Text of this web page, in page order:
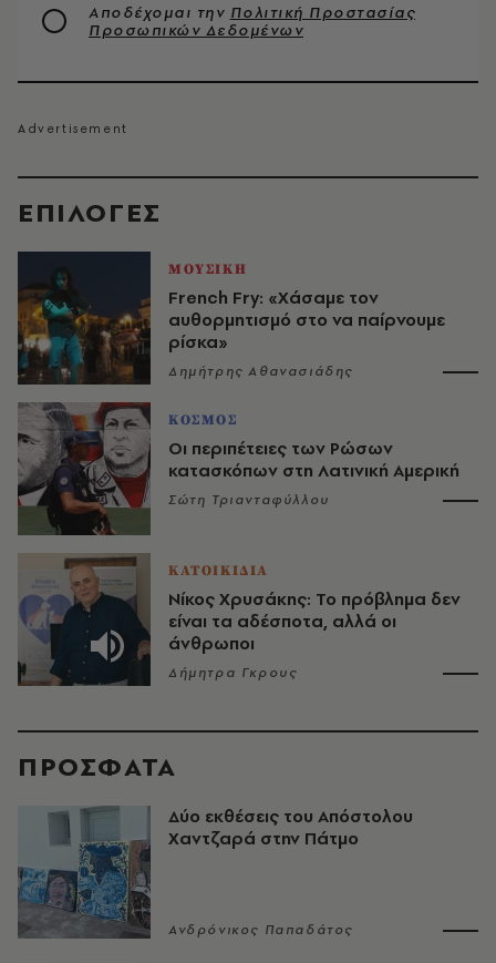
EΠΙΛΟΓΈΣ
ΜΟΥΣΙΚΗ
French Fry: «Χάσαμε τον
αυθορμητισμό στο να παίρνουμε
ρίσκα»
Δημήτρης Αθανασιάδης
ΚΟΣΜΟΣ
Οι περιπέτειες των Ρώσων
κατασκόπων στη Λατινική Αμερική
Σώτη Τριανταφύλλου
ΚΑΤΟΙΚΙΔΙΑ
Νίκος Χρυσάκης: Το πρόβλημα δεν
είναι τα αδέσποτα, αλλά οι
άνθρωποι
Δήμητρα Γκρους
Αποδέχομαι την Πολιτική Προστασίας
Προσωπικών Δεδομένων
ΠΡΟΣΦΑΤΑ
Δύο εκθέσεις του Απόστολου
Χαντζαρά στην Πάτμο
Ανδρόνικος Παπαδάτος